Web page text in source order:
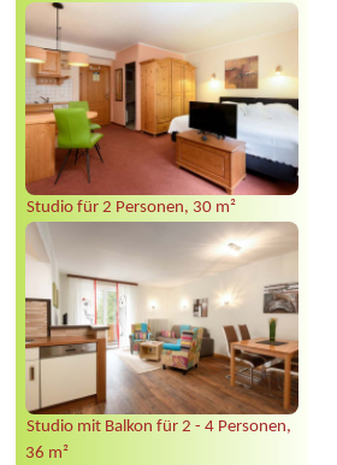
Studio für 2 Personen, 30 m²
Studio mit Balkon für 2 - 4 Personen,
36 m²